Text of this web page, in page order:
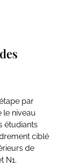
par
le niveau
étudiants
ciblé
de
N1.